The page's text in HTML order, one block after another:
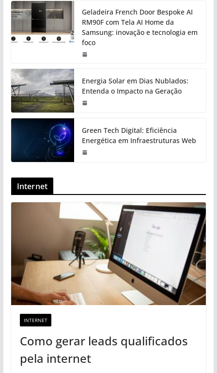
Geladeira French Door Bespoke AI
RM90F com Tela AI Home da
Samsung: inovação e tecnologia em
foco
Energia Solar em Dias Nublados:
Entenda o Impacto na Geração
Green Tech Digital: Eficiência
Energética em Infraestruturas Web
Internet
INTERNET
Como gerar leads qualificados
pela internet